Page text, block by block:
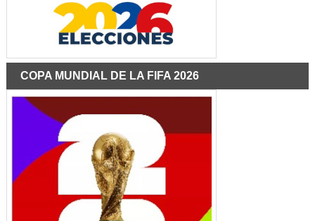
COPA MUNDIAL DE LA FIFA 2026